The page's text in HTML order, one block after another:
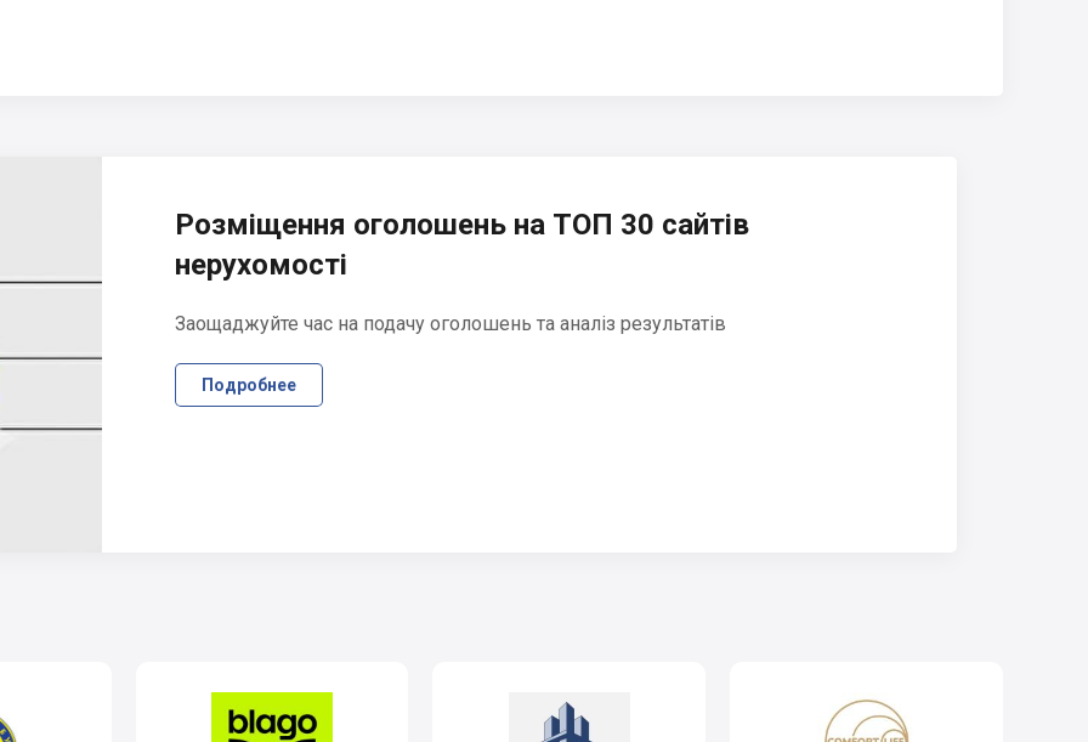
Розміщення оголошень на ТОП 30 сайтів
нерухомості
Заощаджуйте час на подачу оголошень та аналіз результатів
Подробнее